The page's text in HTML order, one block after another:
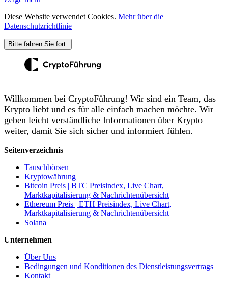
Diese Website verwendet Cookies. Mehr über die
Datenschutzrichtlinie
Bitte fahren Sie fort.
Willkommen bei CryptoFührung! Wir sind ein Team, das
Krypto liebt und es für alle einfach machen möchte. Wir
geben leicht verständliche Informationen über Krypto
weiter, damit Sie sich sicher und informiert fühlen.
Seitenverzeichnis
Tauschbörsen
Kryptowährung
Bitcoin Preis | BTC Preisindex, Live Chart,
Marktkapitalisierung & Nachrichtenübersicht
Ethereum Preis | ETH Preisindex, Live Chart,
Marktkapitalisierung & Nachrichtenübersicht
Solana
Unternehmen
Über Uns
Bedingungen und Konditionen des Dienstleistungsvertrags
Kontakt